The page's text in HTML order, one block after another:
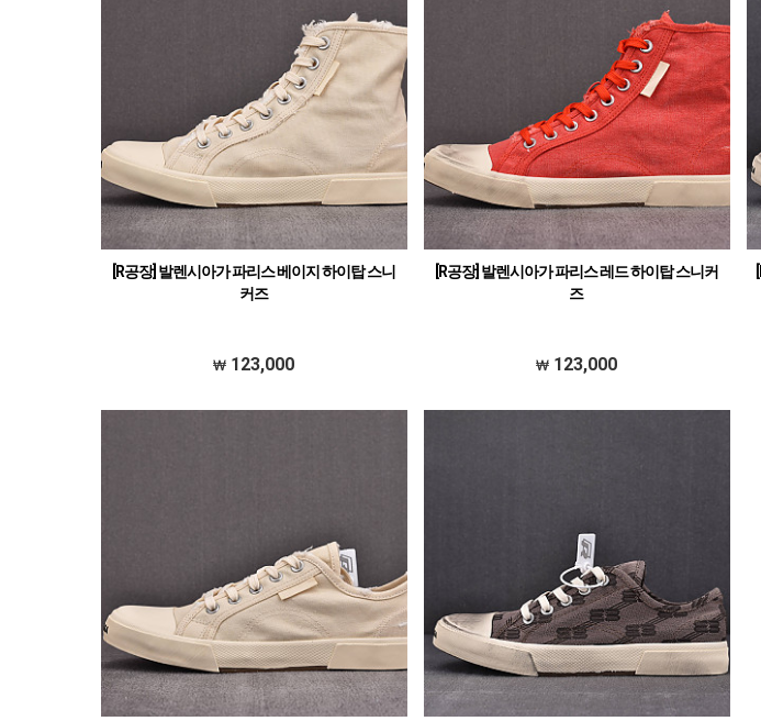
[R공장] 발렌시아가 파리스 베이지 하이탑 스니
커즈
123,000
[R공장] 발렌시아가 파리스 레드 하이탑 스니커
즈
123,000